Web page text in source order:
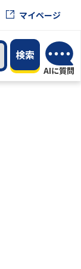
マイページ